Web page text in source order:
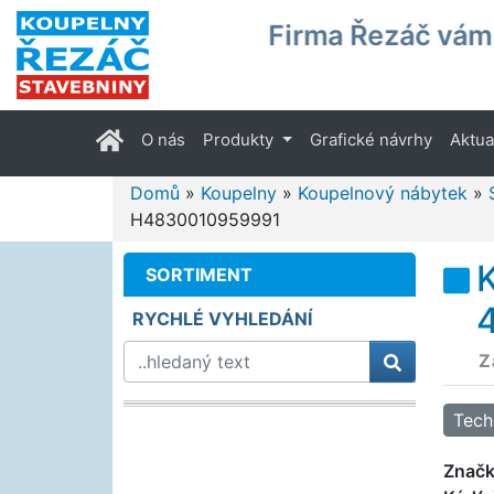
Firma Řezáč
(current)
O nás Produkty Grafické návrhy
Domů » Koupelny » Koupelnový nábytek »
H4830010959991
SORTIMENT
RYCHLÉ VYHLEDÁNÍ